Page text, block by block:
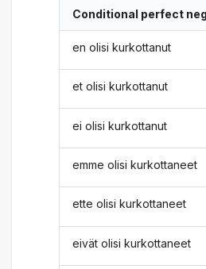
Conditional perfect
en olisi kurkottanut
et olisi kurkottanut
ei olisi kurkottanut
emme olisi kurkottaneet
ette olisi kurkottaneet
eivät olisi kurkottaneet